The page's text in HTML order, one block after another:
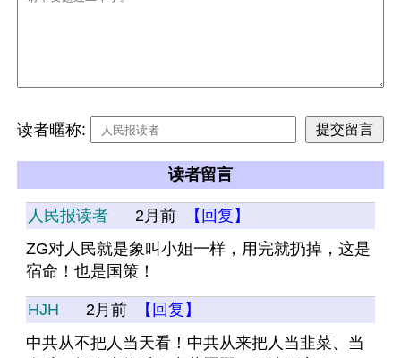
读者暱称:
读者留言
人民报读者 2月前
【回复】
ZG对人民就是象叫小姐一样，用完就扔掉，这是
宿命！也是国策！
HJH 2月前
【回复】
中共从不把人当天看！中共从来把人当韭菜、当